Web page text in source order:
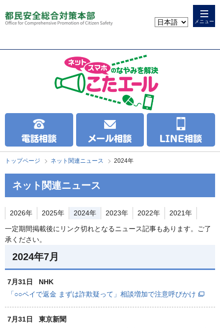
文
へ
キ
メニュー
こ
か
本
トップページ ネット関連ニュース 2024年
ネット関連ニュース
2026年 2025年 2024年 2023年 2022年
2021年
一定期間掲載後にリンク切れとなるニュース記事もあります。ご了
承ください。
2024年7月
7月31日
NHK
「○○ペイで返金 まずは詐欺疑って」相談増加で注意呼びかけ
7月31日
東京新聞